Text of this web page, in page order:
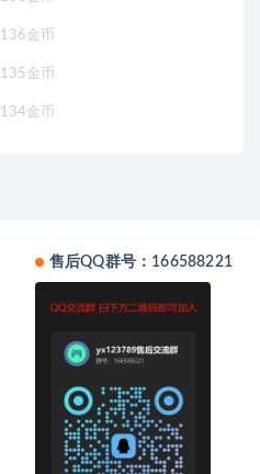
136金币
135金币
134金币
售后QQ群号：166588221